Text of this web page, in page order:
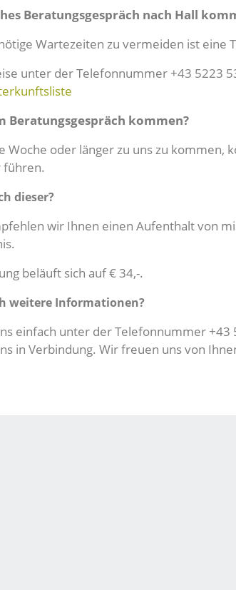
Beratungsgespräch nach Hall
Wartezeiten zu vermeiden ist
unter der Telefonnummer +43
Beratungsgespräch kommen?
Woche oder länger zu uns zu
führen.
dieser?
wir Ihnen einen Aufenthalt von
beläuft sich auf € 34,-.
weitere Informationen?
einfach unter der Telefonnummer
in Verbindung. Wir freuen uns von